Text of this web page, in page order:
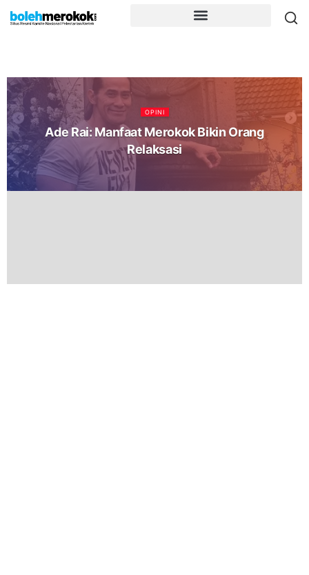
OPINI
Ade Rai: Manfaat Merokok Bikin Orang
Relaksasi